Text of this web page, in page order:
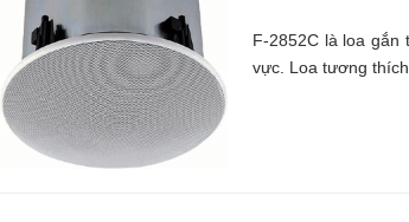
F-2852C là loa gắn
vực. Loa tương